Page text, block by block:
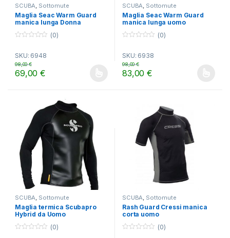
SCUBA, Sottomute
Maglia Seac Warm Guard
manica lunga Donna
u
t
o
f
(0)
SKU: 6948
69,00€
98,00€
Questo prodotto ha più varianti. Le opzioni possono essere
SCUBA, Sottomute
Maglia Seac Warm Guard
manica lunga uomo
u
t
o
f
(0)
SKU: 6938
83,00€
98,00€
Questo prodotto ha più
SCUBA, Sottomute
Maglia termica Scubapro
Hybrid da Uomo
(0)
SCUBA, Sottomute
Rash Guard Cressi manica
corta uomo
(0)